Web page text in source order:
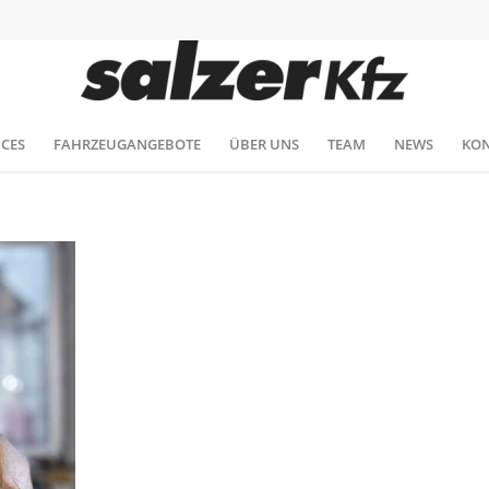
FAHRZEUGANGEBOTE ÜBER UNS TEAM NEWS